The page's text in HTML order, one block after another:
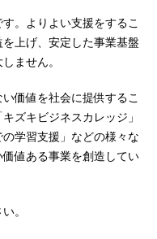
。よりよい支援をするこ
上げ、安定した事業基盤
ません。
価値を社会に提供するこ
ズキビジネスカレッジ」
学習支援」などの様々な
値ある事業を創造してい
。